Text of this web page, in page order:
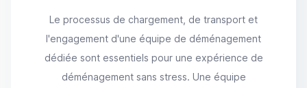
Le processus de chargement, de transport et
l'engagement d'une équipe de déménagement
dédiée sont essentiels pour une expérience de
déménagement sans stress. Une équipe